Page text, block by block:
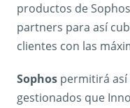
productos de
partners para así
clientes con las
Sophos permitirá
gestionados que